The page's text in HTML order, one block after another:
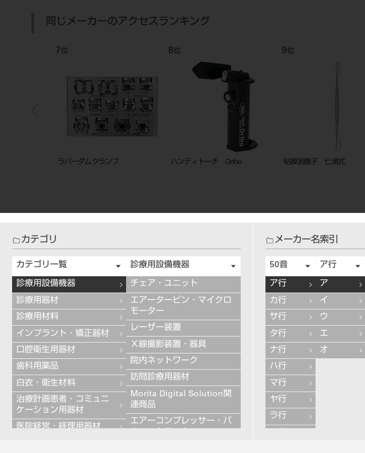
同じメーカーのアクセスランキング
7 位
ラバーダムクランプ
8位
ハンディトーチ Ortho
9位
粘膜剥離子 七浦式
カテゴリ
カテゴリ一覧
診療用設備機器
診療用器材
診療用材料
インプラント・矯正器材
口腔衛生用器材
歯科用薬品
白衣・衛生材料
治療計画患者・コミュニ
ケーション用器材
医院経営・経理用器材
診療用設備機器
チェア・ユニット
エアータービン・マイクロ
モーター
レーザー装置
Ｘ線撮影装置・器具
院内ネットワーク
訪問診療用器材
Morita Digital Solution関
連商品
エアーコンプレッサー・バ
メーカー名索引
50音
ア行
カ行
サ行
タ行
ナ行
ハ行
マ行
ヤ行
ラ行
ア行
ア
イ
ウ
エ
オ